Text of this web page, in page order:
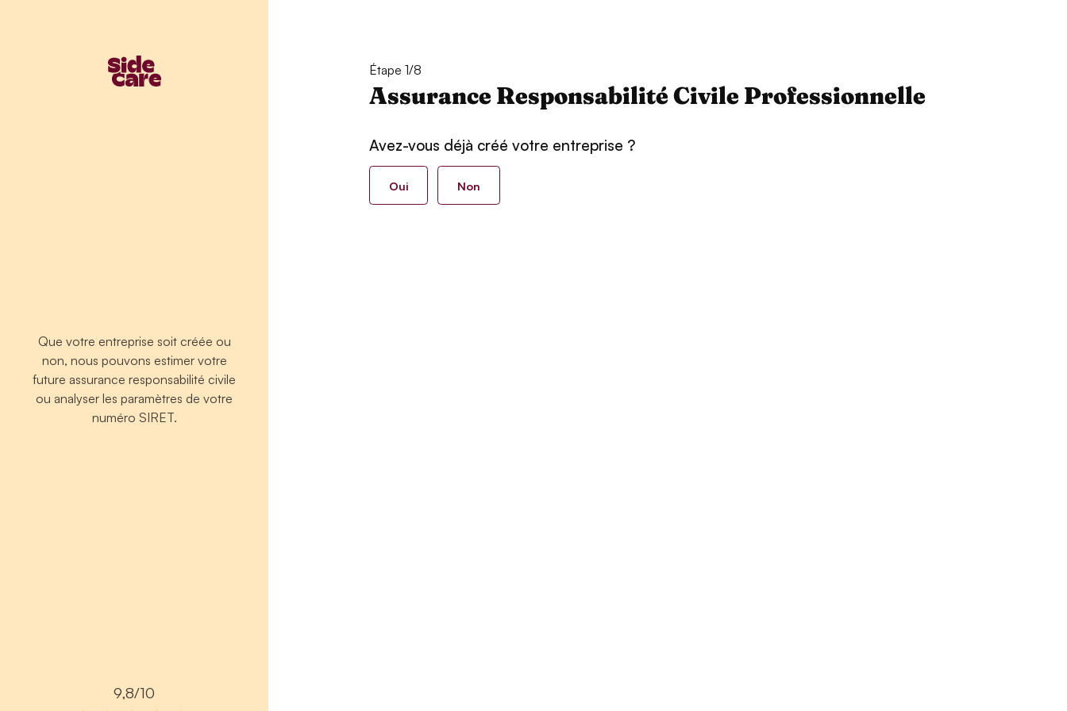
Que votre entreprise soit créée ou
non, nous pouvons estimer votre
future assurance responsabilité civile
ou analyser les paramètres de votre
numéro SIRET.
9,8/10
Étape 1/8
Assurance Responsabilité Civile Professionnelle
Avez-vous déjà créé votre entreprise ?
Oui Non